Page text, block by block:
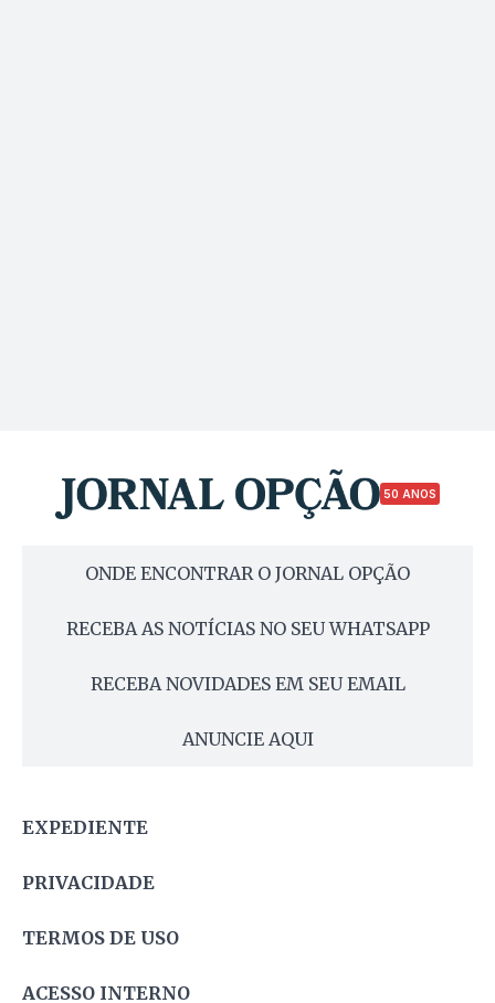
50 ANOS
ONDE ENCONTRAR O JORNAL OPÇÃO
RECEBA AS NOTÍCIAS NO SEU WHATSAPP
RECEBA NOVIDADES EM SEU EMAIL
ANUNCIE AQUI
EXPEDIENTE
PRIVACIDADE
TERMOS DE USO
ACESSO INTERNO